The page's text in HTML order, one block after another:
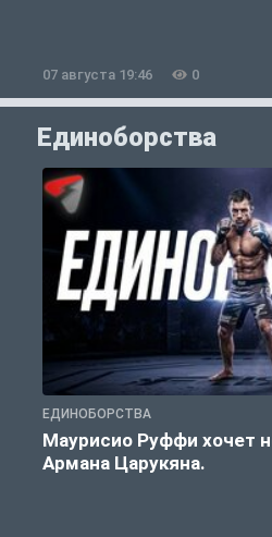
07 августа 19:46 0
Единоборства
ЕДИНОБОРСТВА
Маурисио Руффи хочет
Армана Царукяна.